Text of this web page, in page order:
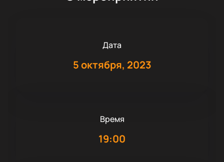
Дата
5 октября, 2023
Время
19:00